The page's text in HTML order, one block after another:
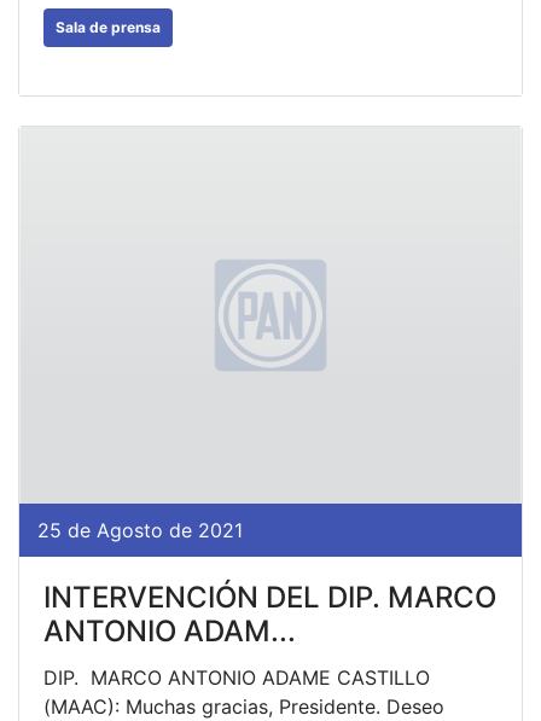
Sala de prensa
25 de Agosto de 2021
INTERVENCIÓN DEL DIP. MARCO
ANTONIO ADAM...
DIP. MARCO ANTONIO ADAME CASTILLO
(MAAC): Muchas gracias, Presidente. Deseo